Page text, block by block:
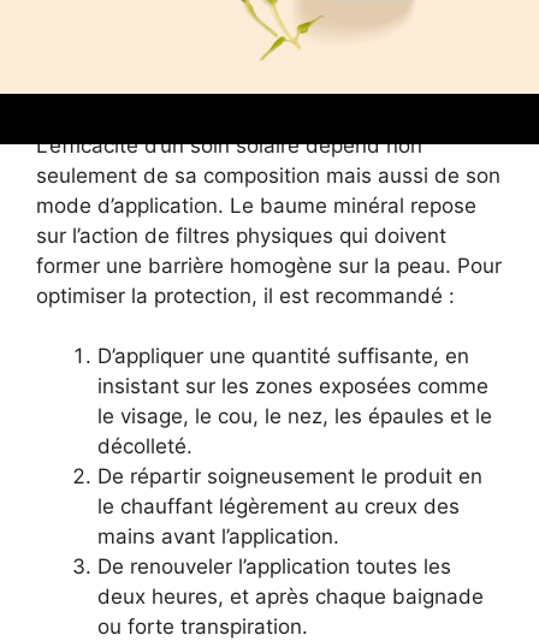
baume solaire minéral
d’Aroma-Zone ?
L’efficacité d’un soin solaire dépend non
seulement de sa composition mais aussi de son
mode d’application. Le baume minéral repose
sur l’action de filtres physiques qui doivent
former une barrière homogène sur la peau. Pour
optimiser la protection, il est recommandé :
D’appliquer une quantité suffisante, en
insistant sur les zones exposées comme
le visage, le cou, le nez, les épaules et le
décolleté.
De répartir soigneusement le produit en
le chauffant légèrement au creux des
mains avant l’application.
De renouveler l’application toutes les
deux heures, et après chaque baignade
ou forte transpiration.